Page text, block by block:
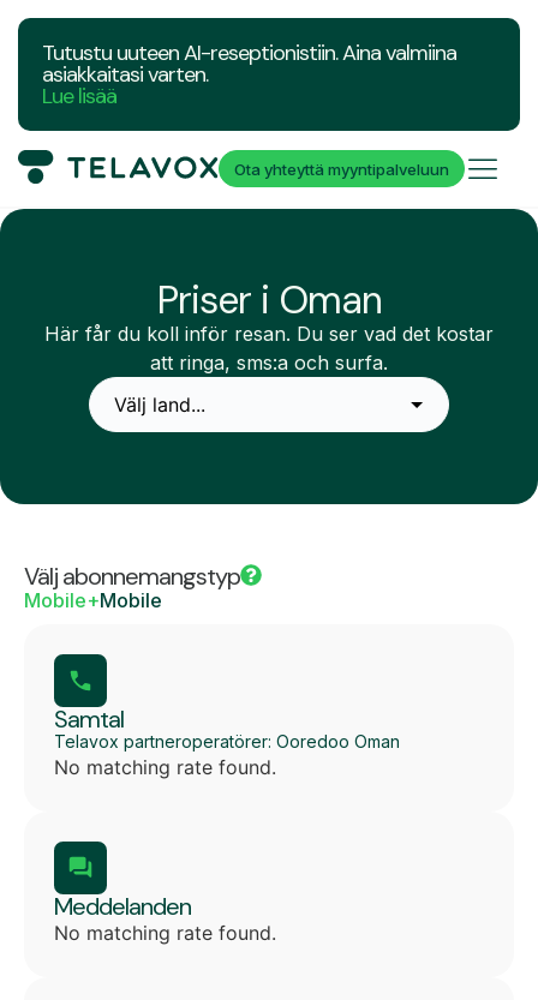
Tutustu uuteen AI-reseptionistiin. Aina valmiina
asiakkaitasi varten.
Lue lisää
Ota yhteyttä myyntipalveluun
Priser i Oman
Här får du koll inför resan. Du ser vad det kostar
att ringa, sms:a och surfa.
Välj abonnemangstyp
Mobile+Mobile
Samtal
Telavox partneroperatörer: Ooredoo Oman
No matching rate found.
Meddelanden
No matching rate found.